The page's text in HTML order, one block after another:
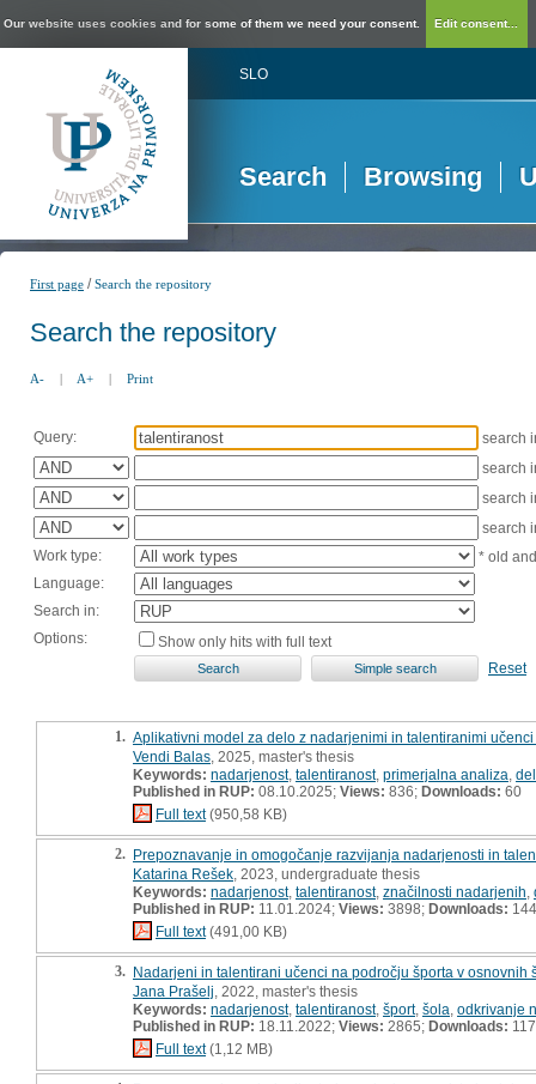
Our website uses cookies and for some of them we need your consent. Edit consent...
SLO
Search Browsing
First page /Search the repository
Search the repository
A- | A+ | Print
Query:
search
search
search
search
Work type:
* old
Language:
Search in:
Options:
Show only hits with full text
Reset
1. Aplikativni model za delo z nadarjenimi in talentiranimi
Vendi Balas , 2025, master's thesis
Keywords: nadarjenost, talentiranost, primerjalna analiza
Published in RUP: 08.10.2025; Views: 836; Downloads: 60
Full text(950,58 KB)
2. Prepoznavanje in omogočanje razvijanja nadarjenosti in
Katarina Rešek , 2023, undergraduate thesis
Keywords: nadarjenost, talentiranost, značilnosti nadarjenih
Published in RUP: 11.01.2024; Views: 3898; Downloads: 144
Full text(491,00 KB)
3. Nadarjeni in talentirani učenci na področju športa v
Jana Prašelj , 2022, master's thesis
Keywords: nadarjenost, talentiranost, šport, šola odkrivanje
Published in RUP: 18.11.2022; Views: 2865; Downloads: 117
Full text(1,12 MB)